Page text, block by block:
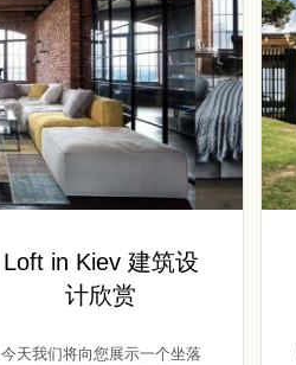
Loft in Kiev 建筑设
计欣赏
今天我们将向您展示一个坐落